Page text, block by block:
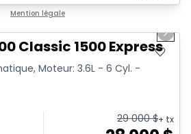
Mention légale
Next
Classic 1500 Express
Moteur: 3.6L - 6 Cyl. -
29 000$+ tx